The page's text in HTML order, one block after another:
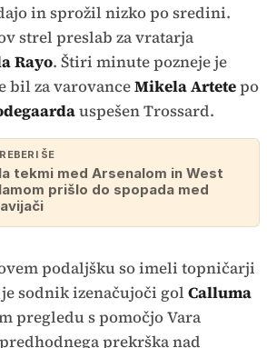
in sprožil nizko po sredini.
strel preslab za vratarja
Rayo. Štiri minute pozneje je
bil za varovanceMikela Artetepo
uspešen Trossard.
ŠE
tekmi med Arsenalom in West
prišlo do spopada med
podaljšku so imeli topničarji
sodnik izenačujoči gol Calluma
pregledu s pomočjo Vara
prekrška nad